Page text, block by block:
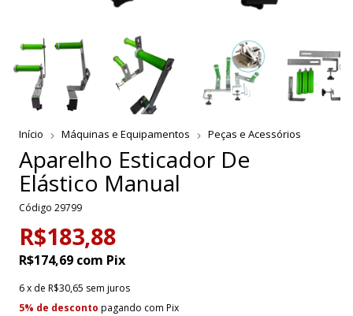
Início Máquinas e Equipamentos Peças e Acessórios
Aparelho Esticador De
Elástico Manual
Código 29799
R$183,88
R$174,69 com Pix
6x de R$30,65 sem juros
5% de desconto pagando com Pix